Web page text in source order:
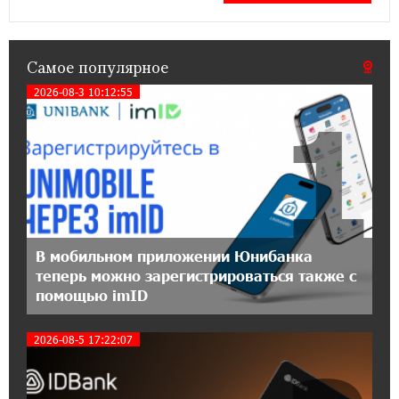
Flyone: Idram&IDBank
11:30:15 17-07-2026
Ucom и Microsoft Innovation Center помогают
школьникам развивать навыки
кибербезопасности
При поддержке Ucom в Шенаване
установлена солнечная станция мощностью
10 кВт
Юнибанк разыграет поездку в Италию среди
новых держателей карт Mastercard World
«Travel»
Самое популярное
2026-08-3 10:12:55
В мобильном приложении Юнибанка
теперь можно зарегистрироваться также с
помощью imID
1
2026-08-5 17:22:07